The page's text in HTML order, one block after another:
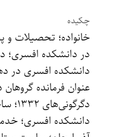
چکیده
خانواده‌؛ تحصیلات و
در دانشکده افسری‌؛
عنوان فرمانده
دانشکده افسری‌؛